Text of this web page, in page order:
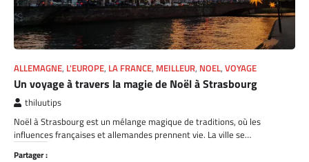
ALLEMAGNE, L'EUROPE, LA FRANCE, MEILLEUR, NOEL, VOYAGE
Un voyage à travers la magie de Noël à Strasbourg
thiluutips
Noël à Strasbourg est un mélange magique de traditions, où les
influences françaises et allemandes prennent vie. La ville se…
Partager :